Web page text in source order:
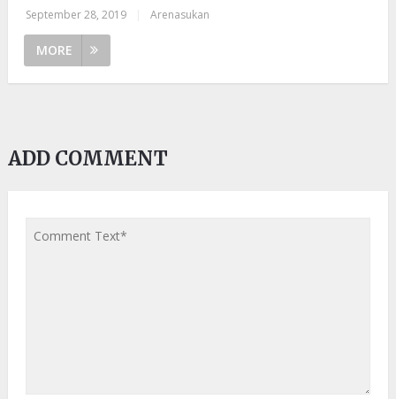
September 28, 2019 Arenasukan
MORE
ADD COMMENT